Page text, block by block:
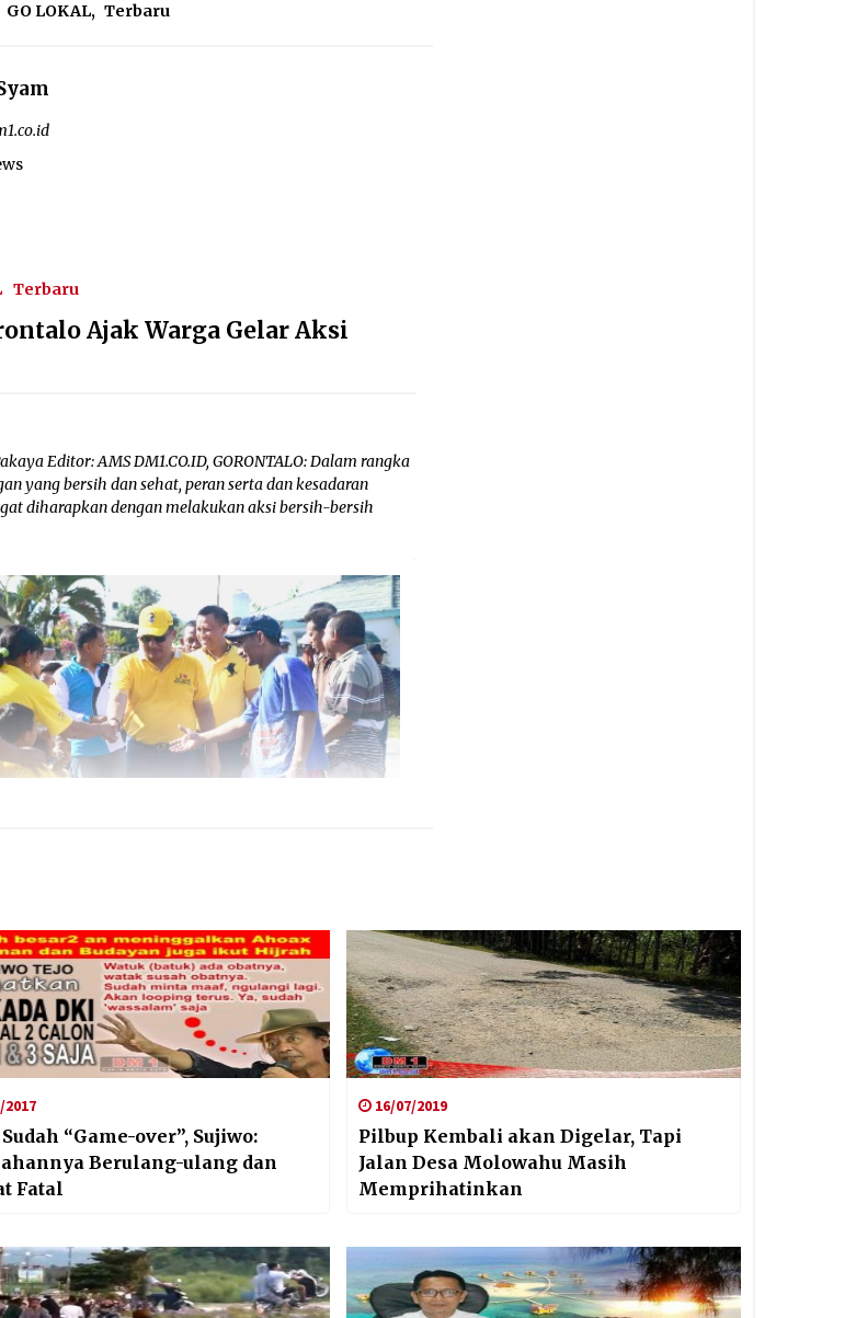
GO LOKAL, Terbaru
Terbaru
Ajak Warga Gelar Aksi
Editor: AMS DM1.CO.ID, GORONTALO: Dalam rangka
yang bersih dan sehat, peran serta dan kesadaran
diharapkan dengan melakukan aksi bersih-bersih
“Game-over”, Sujiwo:
Berulang-ulang dan
Fatal
16/07/2019
Pilbup Kembali akan Digelar, Tapi
Jalan Desa Molowahu Masih
Memprihatinkan